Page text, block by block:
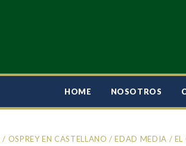
HOME NOSOTROS
/ OSPREY EN CASTELLANO /EDAD MEDIA / EL